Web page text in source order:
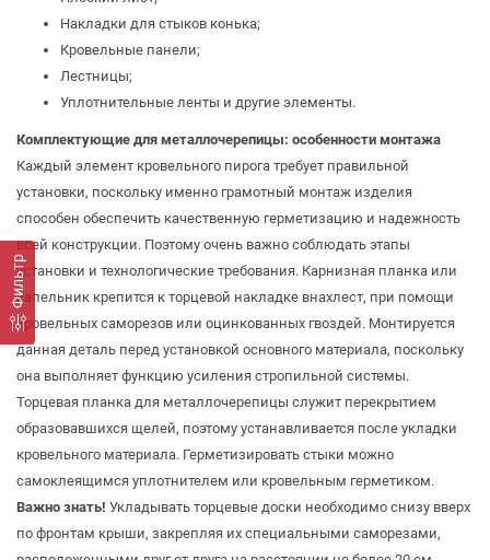
Фильтр
Накладки для стыков конька;
Кровельные панели;
Лестницы;
Уплотнительные ленты и другие элементы.
Комплектующие для металлочерепицы: особенности монтажа
Каждый элемент кровельного пирога требует правильной
установки, поскольку именно грамотный монтаж изделия
способен обеспечить качественную герметизацию и надежность
всей конструкции. Поэтому очень важно соблюдать этапы
установки и технологические требования. Карнизная планка или
капельник крепится к торцевой накладке внахлест, при помощи
кровельных саморезов или оцинкованных гвоздей. Монтируется
данная деталь перед установкой основного материала, поскольку
она выполняет функцию усиления стропильной системы.
Торцевая планка для металлочерепицы служит перекрытием
образовавшихся щелей, поэтому устанавливается после укладки
кровельного материала. Герметизировать стыки можно
самоклеящимся уплотнителем или кровельным герметиком.
Важно знать! Укладывать торцевые доски необходимо снизу вверх
по фронтам крыши, закрепляя их специальными саморезами,